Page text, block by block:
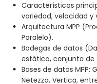
Características
variedad, velocidad y
Arquitectura MPP
Paralelo).
Bodegas de datos
estático, conjunto de
Bases de datos MPP:
Netezza, Vertica,